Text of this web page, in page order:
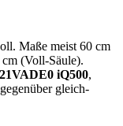
Maße meist 60 cm
(Voll-Säule).
iQ500,
gleich-